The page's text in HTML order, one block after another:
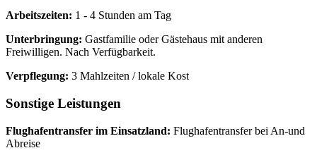
Arbeitszeiten: 1 - 4 Stunden am Tag
Unterbringung: Gastfamilie oder Gästehaus mit anderen
Freiwilligen. Nach Verfügbarkeit.
Verpflegung: 3 Mahlzeiten / lokale Kost
Sonstige Leistungen
Flughafentransfer im Einsatzland: Flughafentransfer bei An-und
Abreise